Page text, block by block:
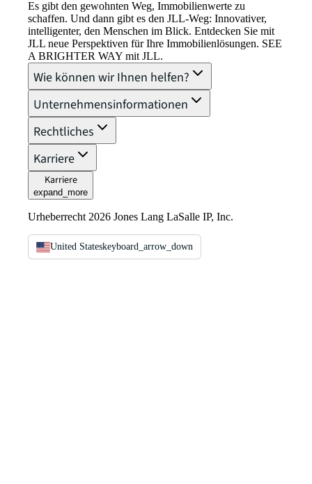
Es gibt den gewohnten Weg, Immobilienwerte zu
schaffen. Und dann gibt es den JLL-Weg: Innovativer,
intelligenter, den Menschen im Blick. Entdecken Sie mit
JLL neue Perspektiven für Ihre Immobilienlösungen. SEE
A BRIGHTER WAY mit JLL.
Wie können wir Ihnen helfen?
Unternehmensinformationen
Rechtliches
Karriere
Karriere
expand_more
Urheberrecht 2026 Jones Lang LaSalle IP, Inc.
United Stateskeyboard_arrow_down